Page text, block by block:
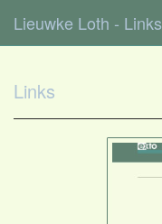
Lieuwke Loth - Links
Links